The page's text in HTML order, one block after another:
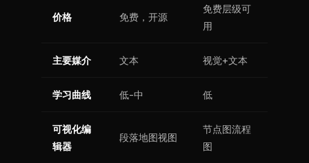
价格 免费，开源
免费层级可
用
主要媒介 文本 视觉+文本
学习曲线 低-中 低
可视化编
辑器
段落地图视图
节点图流程
图